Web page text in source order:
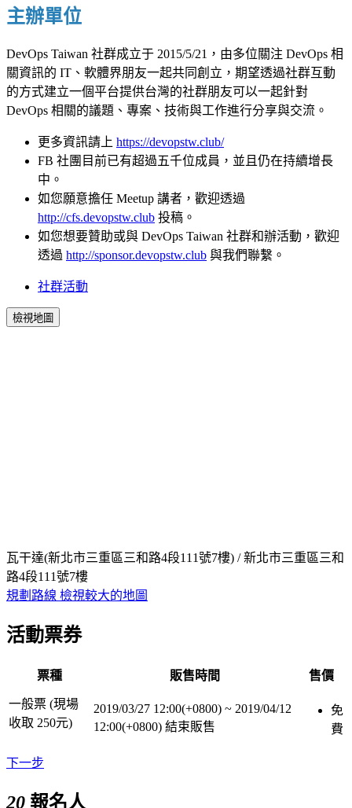
主辦單位
DevOps Taiwan 社群成立于 2015/5/21，由多位關注 DevOps 相
關資訊的 IT、軟體界朋友一起共同創立，期望透過社群互動
的方式建立一個平台提供台灣的社群朋友可以一起針對
DevOps 相關的議題、專案、技術與工作進行分享與交流。
更多資訊請上 https://devopstw.club/
FB 社團目前已有超過五千位成員，並且仍在持續增長
中。
如您願意擔任 Meetup 講者，歡迎透過
http://cfs.devopstw.club 投稿。
如您想要贊助或與 DevOps Taiwan 社群和辦活動，歡迎
透過 http://sponsor.devopstw.club 與我們聯繫。
社群活動
檢視地圖
瓦干達(新北市三重區三和路4段111號7樓) / 新北市三重區三和
路4段111號7樓
規劃路線 檢視較大的地圖
活動票券
票種 販售時間 售價
一般票 (現場
收取 250元)
2019/03/27 12:00(+0800) ~ 2019/04/12
12:00(+0800) 結束販售
免
費
下一步
20 報名人